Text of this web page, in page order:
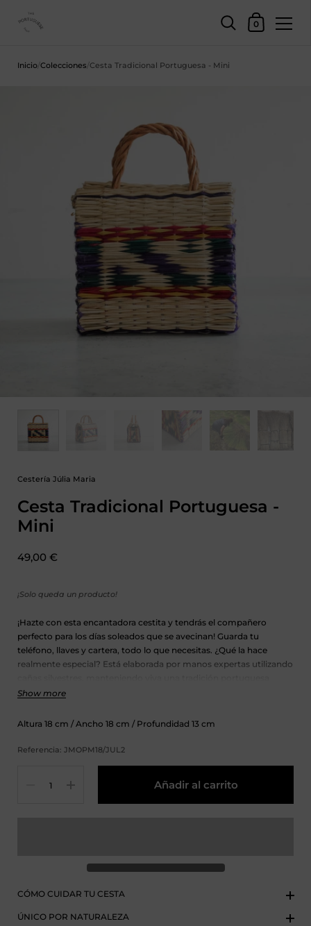
Cesta
0
Inicio/Colecciones/Cesta Tradicional Portuguesa - Mini
Cestería Júlia Maria
Cesta Tradicional Portuguesa -
Mini
Precio:
49,00 €
¡Solo queda un producto!
¡Hazte con esta encantadora cestita y tendrás el compañero
perfecto para los días soleados que se avecinan! Guarda tu
teléfono, llaves y cartera, todo lo que necesitas. ¿Qué la hace
realmente especial? Está elaborada por manos expertas utilizando
atesorada durante generaciones. Sencilla, encantadora y llena de
Show more
Altura 18 cm / Ancho 18 cm / Profundidad 13 cm
Referencia: JMOPM18/JUL2
Añadir al carrito
CÓMO CUIDAR TU CESTA
ÚNICO POR NATURALEZA